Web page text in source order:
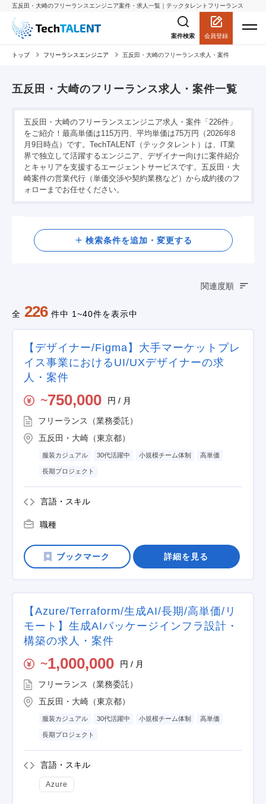
五反田・大崎のフリーランスエンジニア案件・求人一覧｜テックタレントフリーランス
案件検索 会員登録
トップ フリーランスエンジニア 五反田・大崎のフリーランス求人・案件
五反田・大崎のフリーランス求人・案件一覧
五反田・大崎のフリーランスエンジニア求人・案件「226件」
をご紹介！最高単価は115万円、平均単価は75万円（2026年8
月9日時点）です。TechTALENT（テックタレント）は、IT業
界で独立して活躍するエンジニア、デザイナー向けに案件紹介
とキャリアを支援するエージェントサービスです。五反田・大
崎案件の営業代行（単価交渉や契約業務など）から成約後のフ
ォローまでお任せください。
検索
検索条件を追加・変更する
全 226 件中 1~40件を表示中
関連度順
【デザイナー/Figma】大手マーケットプレ
イス事業におけるUI/UXデザイナーの求
人・案件
〜750,000 円 / 月
フリーランス（業務委託）
五反田・大崎（東京都）
服装カジュアル 30代活躍中 小規模チーム体制 高単価
長期プロジェクト
言語・スキル
職種
詳細を見る
【Azure/Terraform/生成AI/長期/高単価/リ
モート】生成AIパッケージインフラ設計・
構築の求人・案件
〜1,000,000 円 / 月
フリーランス（業務委託）
五反田・大崎（東京都）
服装カジュアル 30代活躍中 小規模チーム体制 高単価
長期プロジェクト
言語・スキル
Azure